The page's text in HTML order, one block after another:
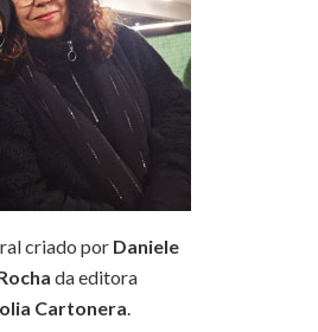
criado por Daniele
da editora
Cartonera.